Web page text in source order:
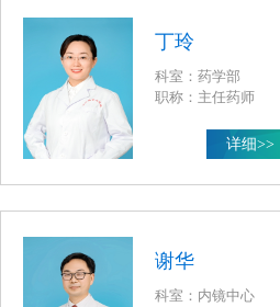
丁玲
科室：药学部
职称：主任药师
详细>>
谢华
科室：内镜中心